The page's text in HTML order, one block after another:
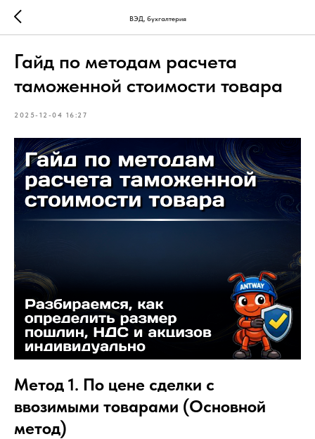
ВЭД, бухгалтерия
Гайд по методам расчета
таможенной стоимости товара
2025-12-04 16:27
Метод 1. По цене сделки с
ввозимыми товарами (Основной
метод)